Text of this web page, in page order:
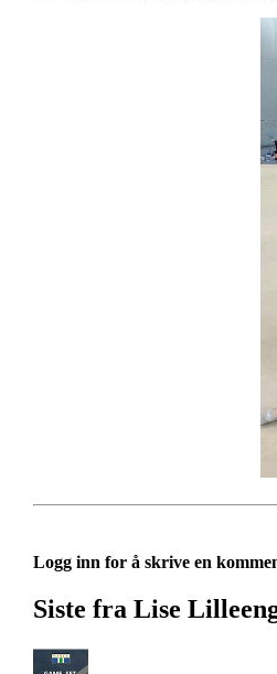
Logg inn for å skrive en
Siste fra Lise